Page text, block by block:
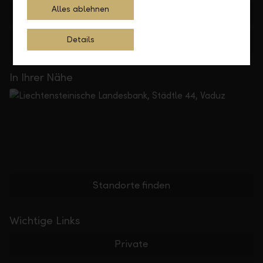
+423 236 88 11
Feedback
In Ihrer Nähe
Standorte finden
Wichtige Links
Private
Alles ablehnen
Details